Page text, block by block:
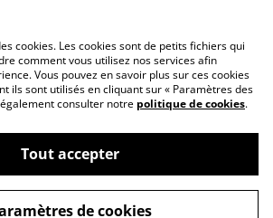
de
Politique de cookies
Bois
cookies. Les cookies sont de petits fichiers qui
comment vous utilisez nos services afin
Vous pouvez en savoir plus sur ces cookies
ils sont utilisés en cliquant sur « Paramètres des
consulter notre politique de cookies.
Tout accepter
de cookies